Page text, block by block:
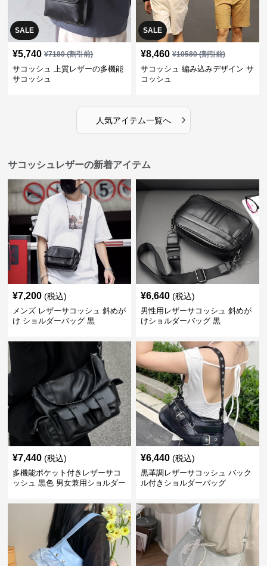
SALE
¥5,740 ¥7180(割引前)
サコッシュ 上質レザーの多機能
サコッシュ
SALE
¥8,460 ¥10580(割引前)
サコッシュ 編み込みデザイン サ
コッシュ
人気アイテム一覧へ ›
サコッシュレザーの新着アイテム
¥7,200 (税込)
メンズ レザーサコッシュ 斜めが
け ショルダーバッグ 黒
¥6,640 (税込)
男性用レザーサコッシュ 斜めが
けショルダーバッグ 黒
¥7,440 (税込)
多機能ポケット付きレザーサコ
ッシュ 黒色 男女兼用ショルダー
¥6,440 (税込)
黒革調レザーサコッシュ バック
ル付きショルダーバッグ